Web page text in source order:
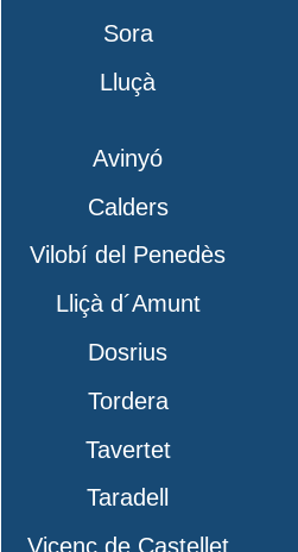
Sora
Lluçà
Avinyó
Calders
Vilobí del Penedès
Lliçà d´Amunt
Dosrius
Tordera
Tavertet
Taradell
Vicenç de Castellet